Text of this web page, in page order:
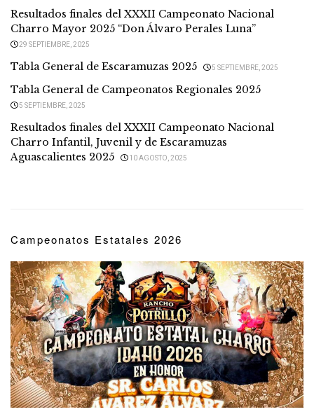
Resultados finales del XXXII Campeonato Nacional
Charro Mayor 2025 “Don Álvaro Perales Luna”
29 SEPTIEMBRE, 2025
Tabla General de Escaramuzas 2025 5 SEPTIEMBRE, 2025
Tabla General de Campeonatos Regionales 2025
5 SEPTIEMBRE, 2025
Resultados finales del XXXII Campeonato Nacional
Charro Infantil, Juvenil y de Escaramuzas
Aguascalientes 2025
10 AGOSTO, 2025
Campeonatos Estatales 2026